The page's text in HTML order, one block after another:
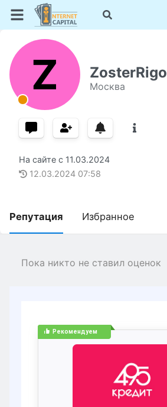
Z ZosterRigo
Москва
На сайте с 11.03.2024
12.03.2024 07:58
Репутация Избранное
Пока никто не ставил оценок